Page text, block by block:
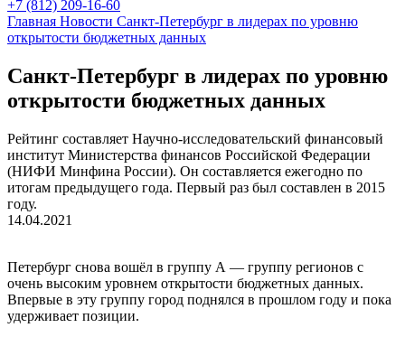
+7 (812) 209-16-60
Главная Новости Санкт-Петербург в лидерах по уровню
открытости бюджетных данных
Санкт-Петербург в лидерах по уровню
открытости бюджетных данных
Рейтинг составляет Научно-исследовательский финансовый
институт Министерства финансов Российской Федерации
(НИФИ Минфина России). Он составляется ежегодно по
итогам предыдущего года. Первый раз был составлен в 2015
году.
14.04.2021
Петербург снова вошёл в группу А — группу регионов с
очень высоким уровнем открытости бюджетных данных.
Впервые в эту группу город поднялся в прошлом году и пока
удерживает позиции.